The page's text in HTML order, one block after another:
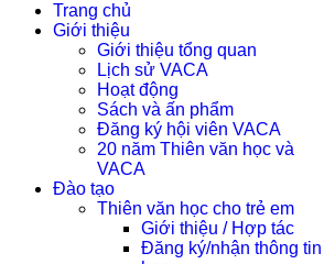
Trang chủ
Giới thiệu
Giới thiệu tổng quan
Lịch sử VACA
Hoạt động
Sách và ấn phẩm
Đăng ký hội viên VACA
20 năm Thiên văn học và
VACA
Đào tạo
Thiên văn học cho trẻ em
Giới thiệu / Hợp tác
Đăng ký/nhận thông